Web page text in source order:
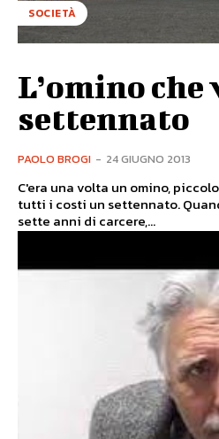
SOCIETÀ
L’omino
settennato
PAOLO BROGI - 24 GIUGNO 2013
C'era una volta un omino,
tutti i costi un settennato.
sette anni di carcere,...